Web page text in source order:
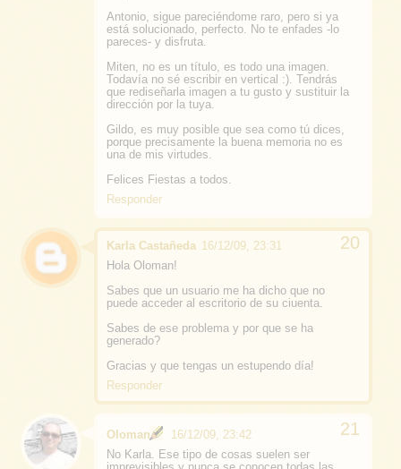
Antonio, sigue pareciéndome raro, pero si ya
está solucionado, perfecto. No te enfades -lo
pareces- y disfruta.
Miten, no es un título, es todo una imagen.
Todavía no sé escribir en vertical :). Tendrás
que rediseñarla imagen a tu gusto y sustituir la
dirección por la tuya.
Gildo, es muy posible que sea como tú dices,
porque precisamente la buena memoria no es
una de mis virtudes.
Felices Fiestas a todos.
Responder
Karla Castañeda 16/12/09, 23:31
Hola Oloman!
Sabes que un usuario me ha dicho que no
puede acceder al escritorio de su ciuenta.
Sabes de ese problema y por que se ha
generado?
Gracias y que tengas un estupendo día!
Responder
Oloman
16/12/09, 23:42
No Karla. Ese tipo de cosas suelen ser